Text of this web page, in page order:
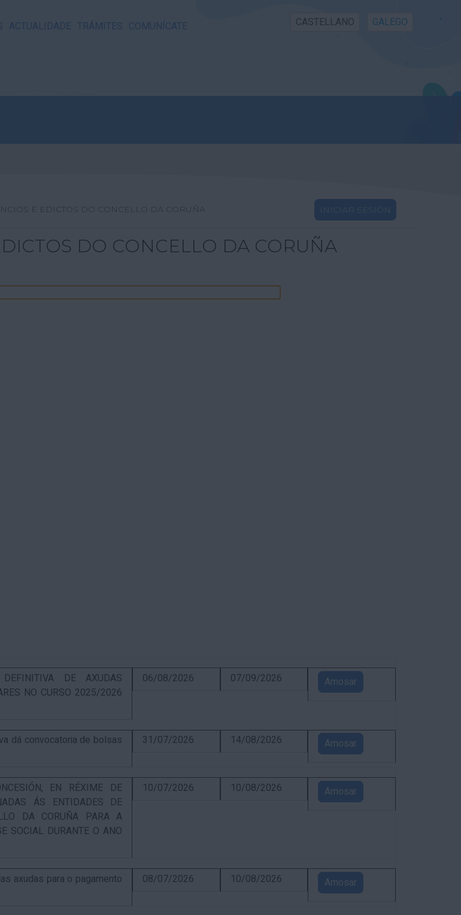
ACTUALIDADE TRÁMITES COMUNÍCATE CASTELLANO GALEGO
E EDICTOS DO CONCELLO DA CORUÑA INICIAR SESIÓN
DO CONCELLO DA CORUÑA
DEFINITIVA DE AXUDAS
NO CURSO 2025/2026
06/08/2026 07/09/2026 Amosar
dá convocatoria de bolsas
31/07/2026 14/08/2026 Amosar
EN RÉXIME DE
ÁS ENTIDADES DE
DA CORUÑA PARA A
SOCIAL DURANTE O ANO
10/07/2026 10/08/2026 Amosar
axudas para o pagamento
08/07/2026 10/08/2026 Amosar